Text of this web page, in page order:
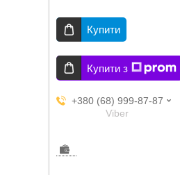
Купити
Купити з
+380 (68) 999-87-87
Viber